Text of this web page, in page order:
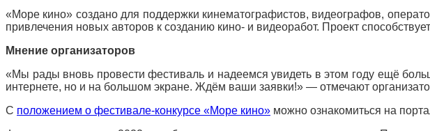
«Море кино» создано для поддержки кинематографистов, видеографов,
привлечения новых авторов к созданию кино- и видеоработ. Проект
Мнение организаторов
«Мы рады вновь провести фестиваль и надеемся увидеть в этом году ещё
интернете, но и на большом экране. Ждём ваши заявки!» — отмечают
С положением о фестивале-конкурсе «Море кино» можно ознакомиться на